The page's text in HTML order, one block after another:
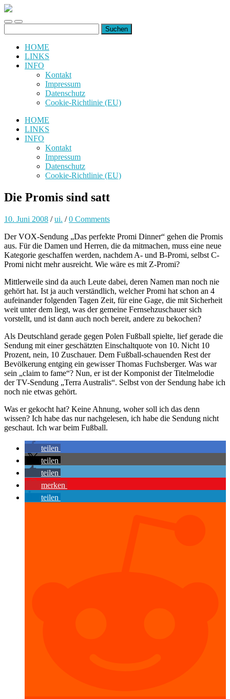
uiuiuiuiuiuiui.de
Toggle
mobile
Toggle
search
nach:
HOME
LINKS
INFO
Kontakt
Impressum
Datenschutz
Cookie-Richtlinie (EU)
HOME
LINKS
INFO
Kontakt
Impressum
Datenschutz
Cookie-Richtlinie (EU)
Die Promis sind satt
10. Juni 2008 /ui. /0 Comments
Der VOX-Sendung „Das perfekte Promi Dinner“ gehen die Promis
aus. Für die Damen und Herren, die da mitmachen, muss eine neue
Kategorie geschaffen werden, nachdem A- und B-Promi, selbst C-
Promi nicht mehr ausreicht. Wie wäre es mit Z-Promi?
Mittlerweile sind da auch Leute dabei, deren Namen man noch nie
gehört hat. Ist ja auch verständlich, welcher Promi hat schon an 4
aufeinander folgenden Tagen Zeit, für eine Gage, die mit Sicherheit
weit unter dem liegt, was der gemeine Fernsehzuschauer sich
vorstellt, und ist dann auch noch bereit, andere zu bekochen?
Als Deutschland gerade gegen Polen Fußball spielte, lief gerade die
Sendung mit einer geschätzten Einschaltquote von 10. Nicht 10
Prozent, nein, 10 Zuschauer. Dem Fußball-schauenden Rest der
Bevölkerung entging ein gewisser Thomas Fuchsberger. Was war
sein „claim to fame“? Nun, er ist der Komponist der Titelmelodie
der TV-Sendung „Terra Australis“. Selbst von der Sendung habe ich
noch nie etwas gehört.
Was er gekocht hat? Keine Ahnung, woher soll ich das denn
wissen? Ich habe das nur nachgelesen, ich habe die Sendung nicht
geschaut. Ich war beim Fußball.
teilen
teilen
teilen
merken
teilen